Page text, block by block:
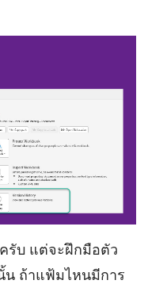
ครับ แต่จะฝึกมือตัว
น ถ้าแฟ้มไหนมีการ